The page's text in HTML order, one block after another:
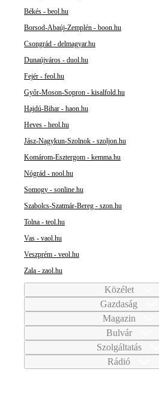
Békés - beol.hu
Borsod-Abaúj-Zemplén - boon.hu
Csongrád - delmagyar.hu
Dunaújváros - duol.hu
Fejér - feol.hu
Győr-Moson-Sopron - kisalfold.hu
Hajdú-Bihar - haon.hu
Heves - heol.hu
Jász-Nagykun-Szolnok - szoljon.hu
Komárom-Esztergom - kemma.hu
Nógrád - nool.hu
Somogy - sonline.hu
Szabolcs-Szatmár-Bereg - szon.hu
Tolna - teol.hu
Vas - vaol.hu
Veszprém - veol.hu
Zala - zaol.hu
Közélet
Gazdaság
Magazin
Bulvár
Szolgáltatás
Rádió